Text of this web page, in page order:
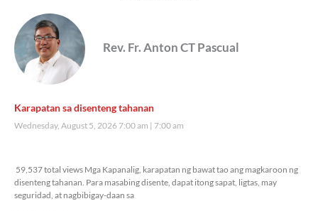
Rev. Fr. Anton CT Pascual
Karapatan sa disenteng tahanan
Wednesday, August 5, 2026 7:00 am 7:00 am
59,537 total views Mga Kapanalig, karapatan ng bawat tao ang magkaroon ng
disenteng tahanan. Para masabing disente, dapat itong sapat, ligtas, may
seguridad, at nagbibigay-daan sa